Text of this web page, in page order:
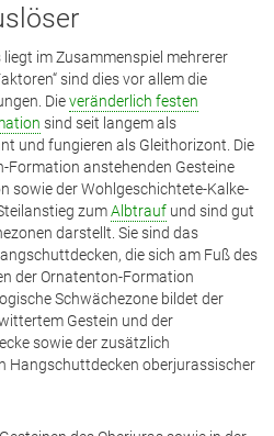
im Zusammenspiel mehrerer
sind dies vor allem die
Dieveränderlich festen
sind seit langem als
und fungieren als Gleithorizont. Die
Formation anstehenden Gesteine
sowie der Wohlgeschichtete-Kalke-
zumAlbtrauf und sind gut
darstellt. Sie sind das
die sich am Fuß des
der Ornatenton-Formation
Schwächezone bildet der
Gestein und der
sowie der zusätzlich
Hangschuttdecken oberjurassischer